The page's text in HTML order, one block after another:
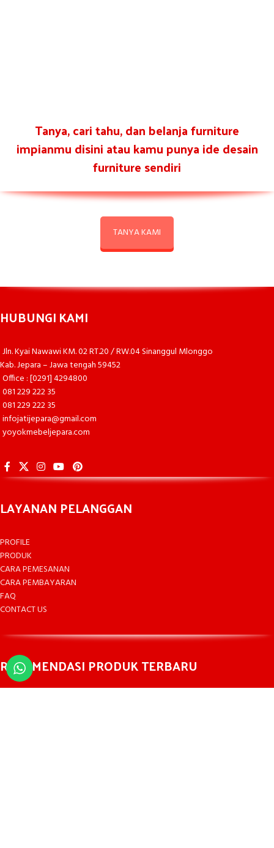
Tanya, cari tahu, dan belanja furniture
impianmu disini atau kamu punya ide desain
furniture sendiri
TANYA KAMI
HUBUNGI KAMI
Jln. Kyai Nawawi KM. 02 RT.20 / RW.04 Sinanggul Mlonggo
Kab. Jepara – Jawa tengah 59452
Office : [0291] 4294800
081 229 222 35
081 229 222 35
infojatijepara@gmail.com
yoyokmebeljepara.com
LAYANAN PELANGGAN
PROFILE
PRODUK
CARA PEMESANAN
CARA PEMBAYARAN
FAQ
CONTACT US
REKOMENDASI PRODUK TERBARU